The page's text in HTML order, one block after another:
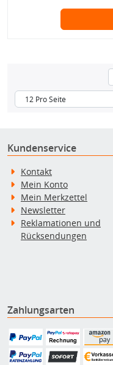
Kundenservice
Kontakt
Mein Konto
Mein Merkzettel
Newsletter
Reklamationen und
Rücksendungen
Zahlungsarten